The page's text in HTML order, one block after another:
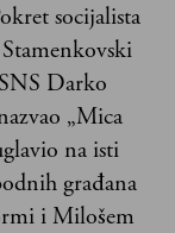
socijalista
Darko
„Mica
na isti
građana
i Milošem